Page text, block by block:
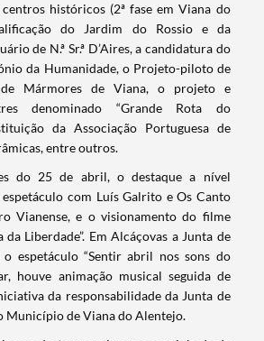
históricos (2ª fase em Viana do
do Jardim do Rossio e da
de N.ª Sr.ª D’Aires, a candidatura do
da Humanidade, o Projeto-piloto de
de Mármores de Viana, o projeto e
denominado “Grande Rota do
da Associação Portuguesa de
entre outros.
do 25 de abril, o destaque a nível
com Luís Galrito e Os Canto
Vianense, e o visionamento do filme
da Liberdade”. Em Alcáçovas a Junta de
o espetáculo “Sentir abril nos sons do
houve animação musical seguida de
da responsabilidade da Junta de
Município de Viana do Alentejo.